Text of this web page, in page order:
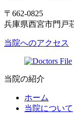
〒662-0825
兵庫県西宮市門戸
当院へのアクセス
当院の紹介
ホーム
当院について